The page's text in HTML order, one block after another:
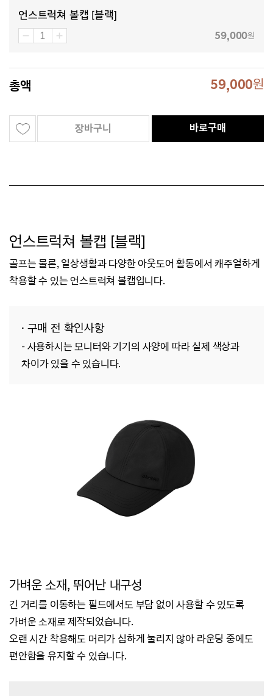
언스트럭쳐 볼캡 [블랙]
59,000원
총액 59,000원
장바구니 바로구매
언스트럭쳐 볼캡 [블랙]
골프는 물론, 일상생활과 다양한아웃도어 활동에서 캐주얼하게
착용할 수 있는언스트럭쳐 볼캡입니다.
· 구매 전 확인사항
- 사용하시는 모니터와 기기의 사양에 따라 실제 색상과
차이가 있을 수 있습니다.
가벼운 소재, 뛰어난 내구성
긴 거리를 이동하는 필드에서도 부담 없이 사용할 수 있도록
가벼운 소재로 제작되었습니다.
오랜 시간 착용해도 머리가 심하게 눌리지 않아 라운딩 중에도
편안함을 유지할 수 있습니다.